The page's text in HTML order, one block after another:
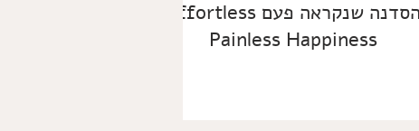
הסדנה שנקראה פעם Effortless
Painless Happiness